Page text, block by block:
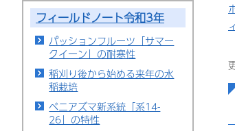
フィールドノート令和3年
パッションフルーツ「サマー
クイーン」の耐寒性
稲刈り後から始める来年の水
稲栽培
ベニアズマ新系統「系14-
26」の特性